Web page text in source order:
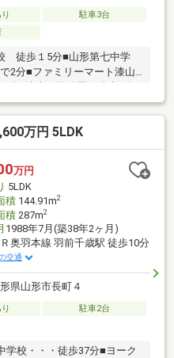
駐車3台
徒歩１5分■山形第七中学
分■ファミリーマート漆山
万円 5LDK
万円
5LDK
積144.91m2
積287m2
1988年7月(築38年2ヶ月)
Ｒ奥羽本線 羽前千歳駅 徒歩10分
交通
県山形市長町４
駐車2台
学校・・・徒歩37分■ヨーク